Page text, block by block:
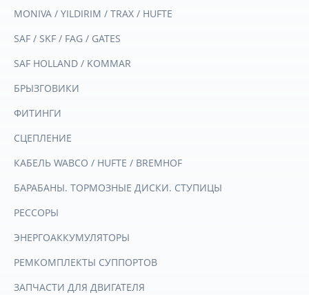
MONIVA / YILDIRIM / TRAX / HUFTE
SAF / SKF / FAG / GATES
SAF HOLLAND / KOMMAR
БРЫЗГОВИКИ
ФИТИНГИ
СЦЕПЛЕНИЕ
КАБЕЛЬ WABCO / HUFTE / BREMHOF
БАРАБАНЫ. ТОРМОЗНЫЕ ДИСКИ. СТУПИЦЫ
РЕССОРЫ
ЭНЕРГОАККУМУЛЯТОРЫ
РЕМКОМПЛЕКТЫ СУППОРТОВ
ЗАПЧАСТИ ДЛЯ ДВИГАТЕЛЯ